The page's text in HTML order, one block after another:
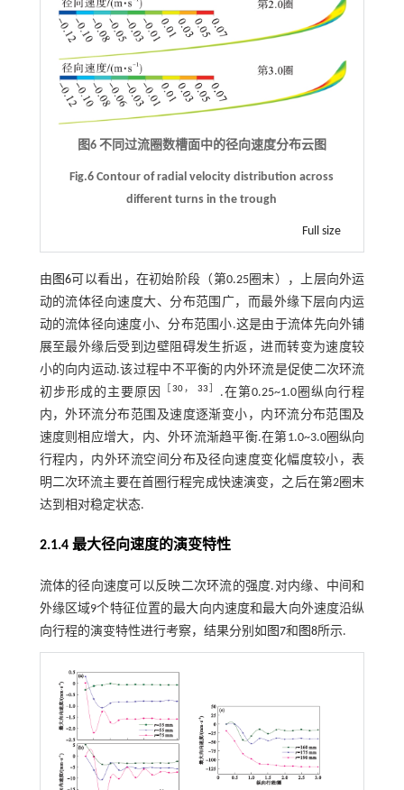
图6 不同过流圈数槽面中的径向速度分布云图
Fig.6 Contour of radial velocity distribution across
different turns in the trough
Full size
由 图6可以看出，在初始阶段（第0.25圈末），上层向外运
动的流体径向速度大、分布范围广，而最外缘下层向内运
动的流体径向速度小、分布范围小.这是由于流体先向外铺
展至最外缘后受到边壁阻碍发生折返，进而转变为速度较
小的向内运动.该过程中不平衡的内外环流是促使二次环流
初步形成的主要原因
30，33
.在第0.25~1.0圈纵向行程
内，外环流分布范围及速度逐渐变小，内环流分布范围及
速度则相应增大，内、外环流渐趋平衡.在第1.0~3.0圈纵向
行程内，内外环流空间分布及径向速度变化幅度较小，表
明二次环流主要在首圈行程完成快速演变，之后在第2圈末
达到相对稳定状态.
2.1.4 最大径向速度的演变特性
流体的径向速度可以反映二次环流的强度.对内缘、中间和
外缘区域9个特征位置的最大向内速度和最大向外速度沿纵
向行程的演变特性进行考察，结果分别如 图7和 图8所示.